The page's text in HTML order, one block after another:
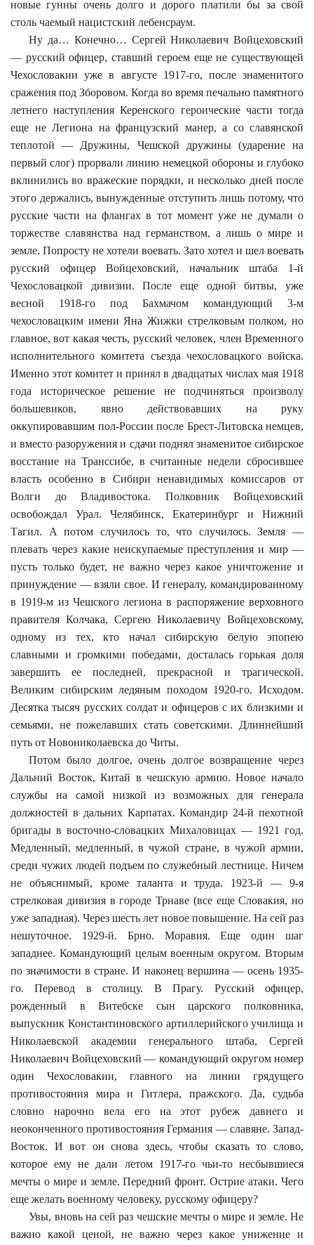
новые гунны очень долго и дорого платили бы за свой
столь чаемый нацистский лебенсраум.
Ну да… Конечно… Сергей Николаевич Войцеховский
— русский офицер, ставший героем еще не существующей
Чехословакии уже в августе 1917-го, после знаменитого
сражения под Зборовом. Когда во время печально памятного
летнего наступления Керенского героические части тогда
еще не Легиона на французский манер, а со славянской
теплотой — Дружины, Чешской дружины (ударение на
первый слог) прорвали линию немецкой обороны и глубоко
вклинились во вражеские порядки, и несколько дней после
этого держались, вынужденные отступить лишь потому, что
русские части на флангах в тот момент уже не думали о
торжестве славянства над германством, а лишь о мире и
земле. Попросту не хотели воевать. Зато хотел и шел воевать
русский офицер Войцеховский, начальник штаба 1-й
Чехословацкой дивизии. После еще одной битвы, уже
весной 1918-го под Бахмачом командующий 3-м
чехословацким имени Яна Жижки стрелковым полком, но
главное, вот какая честь, русский человек, член Временного
исполнительного комитета съезда чехословацкого войска.
Именно этот комитет и принял в двадцатых числах мая 1918
года историческое решение не подчиняться произволу
большевиков, явно действовавших на руку
оккупировавшим пол-России после Брест-Литовска немцев,
и вместо разоружения и сдачи поднял знаменитое сибирское
восстание на Транссибе, в считанные недели сбросившее
власть особенно в Сибири ненавидимых комиссаров от
Волги до Владивостока. Полковник Войцеховский
освобождал Урал. Челябинск, Екатеринбург и Нижний
Тагил. А потом случилось то, что случилось. Земля —
плевать через какие неискупаемые преступления и мир —
пусть только будет, не важно через какое уничтожение и
принуждение — взяли свое. И генералу, командированному
в 1919-м из Чешского легиона в распоряжение верховного
правителя Колчака, Сергею Николаевичу Войцеховскому,
одному из тех, кто начал сибирскую белую эпопею
славными и громкими победами, досталась горькая доля
завершить ее последней, прекрасной и трагической.
Великим сибирским ледяным походом 1920-го. Исходом.
Десятка тысяч русских солдат и офицеров с их близкими и
семьями, не пожелавших стать советскими. Длиннейший
путь от Новониколаевска до Читы.
Потом было долгое, очень долгое возвращение через
Дальний Восток, Китай в чешскую армию. Новое начало
службы на самой низкой из возможных для генерала
должностей в дальних Карпатах. Командир 24-й пехотной
бригады в восточно-словацких Михаловицах — 1921 год.
Медленный, медленный, в чужой стране, в чужой армии,
среди чужих людей подъем по служебный лестнице. Ничем
не объяснимый, кроме таланта и труда. 1923-й — 9-я
стрелковая дивизия в городе Трнаве (все еще Словакия, но
уже западная). Через шесть лет новое повышение. На сей раз
нешуточное. 1929-й. Брно. Моравия. Еще один шаг
западнее. Командующий целым военным округом. Вторым
по значимости в стране. И наконец вершина — осень 1935-
го. Перевод в столицу. В Прагу. Русский офицер,
рожденный в Витебске сын царского полковника,
выпускник Константиновского артиллерийского училища и
Николаевской академии генерального штаба, Сергей
Николаевич Войцеховский — командующий округом номер
один Чехословакии, главного на линии грядущего
противостояния мира и Гитлера, пражского. Да, судьба
словно нарочно вела его на этот рубеж давнего и
неоконченного противостояния Германия — славяне. Запад-
Восток. И вот он снова здесь, чтобы сказать то слово,
которое ему не дали летом 1917-го чьи-то несбывшиеся
мечты о мире и земле. Передний фронт. Острие атаки. Чего
еще желать военному человеку, русскому офицеру?
Увы, вновь на сей раз чешские мечты о мире и земле. Не
важно какой ценой, не важно через какое унижение и